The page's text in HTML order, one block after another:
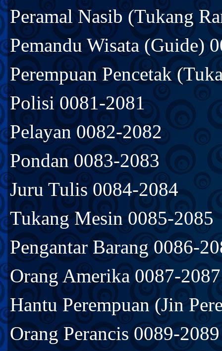
Peramal Nasib (Tukang
Pemandu Wisata (Guide)
Perempuan Pencetak
Polisi 0081-2081
Pelayan 0082-2082
Pondan 0083-2083
Juru Tulis 0084-2084
Tukang Mesin 0085-2085
Pengantar Barang 0086-
Orang Amerika 0087-2087
Hantu Perempuan (Jin
Orang Perancis 0089-2089